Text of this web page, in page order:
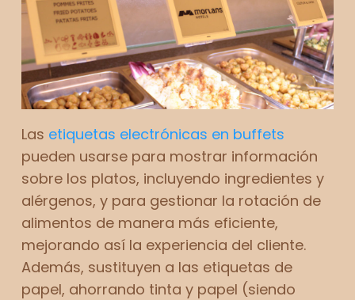
Las etiquetas electrónicas en buffets
pueden usarse para mostrar información
sobre los platos, incluyendo ingredientes y
alérgenos, y para gestionar la rotación de
alimentos de manera más eficiente,
mejorando así la experiencia del cliente.
Además, sustituyen a las etiquetas de
papel, ahorrando tinta y papel (siendo